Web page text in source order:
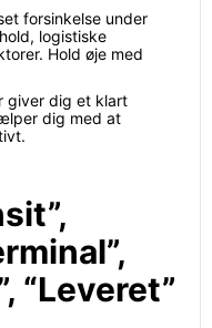
forsinkelse under
logistiske
Hold øje med
giver dig et klart
dig med at
“Leveret”